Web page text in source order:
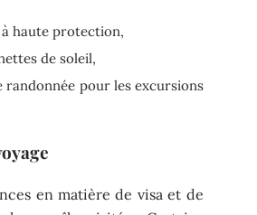
haute protection,
de soleil,
randonnée pour les excursions
en matière de visa et de